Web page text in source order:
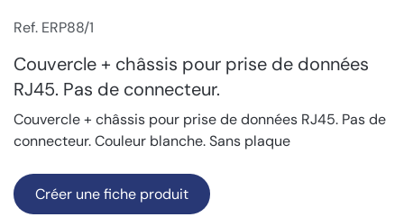
Ref. ERP88/1
Couvercle + châssis pour prise de données
RJ45. Pas de connecteur.
Couvercle + châssis pour prise de données RJ45. Pas de
connecteur. Couleur blanche. Sans plaque
Créer une fiche produit